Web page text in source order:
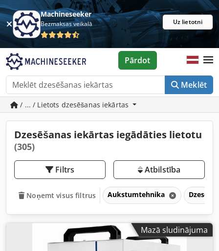
Machineseeker
Bezmaksas veikalā Uz lietotni
Meklēt
Pārdot
/ ... / Lietots dzesēšanas iekārtas
Dzesēšanas iekārtas iegādāties lietotu
(305)
Filtrs Atbilstība
Noņemt visus filtrus Aukstumtehnika
Mazā sludinājuma